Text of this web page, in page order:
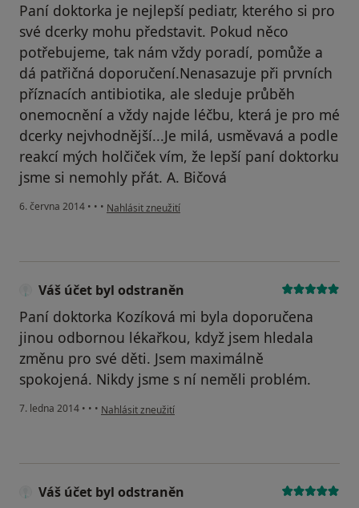
Paní doktorka je nejlepší pediatr, kterého si pro
své dcerky mohu představit. Pokud něco
potřebujeme, tak nám vždy poradí, pomůže a
dá patřičná doporučení.Nenasazuje při prvních
příznacích antibiotika, ale sleduje průběh
onemocnění a vždy najde léčbu, která je pro mé
dcerky nejvhodnější...Je milá, usměvavá a podle
reakcí mých holčiček vím, že lepší paní doktorku
jsme si nemohly přát. A. Bičová
6. června 2014 • • • podle názoru uživatele Váš účet byl odstraněn
Nahlásit zneužití
Váš účet byl odstraněn
Paní doktorka Kozíková mi byla doporučena
jinou odbornou lékařkou, když jsem hledala
změnu pro své děti. Jsem maximálně
spokojená. Nikdy jsme s ní neměli problém.
7. ledna 2014 • • • podle názoru uživatele Váš účet byl odstraněn
Nahlásit zneužití
Váš účet byl odstraněn